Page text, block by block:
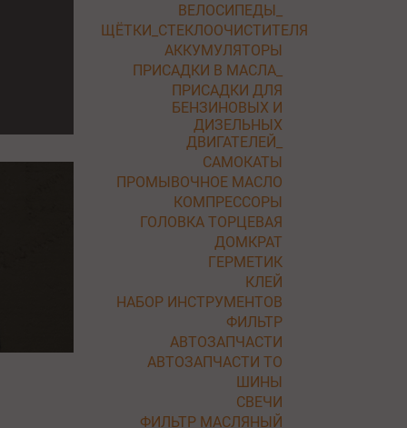
ВЕЛОСИПЕДЫ_
ЩЁТКИ_СТЕКЛООЧИСТИТЕЛЯ
АККУМУЛЯТОРЫ
ПРИСАДКИ В МАСЛА_
ПРИСАДКИ ДЛЯ
БЕНЗИНОВЫХ И
ДИЗЕЛЬНЫХ
ДВИГАТЕЛЕЙ_
САМОКАТЫ
ПРОМЫВОЧНОЕ МАСЛО
КОМПРЕССОРЫ
ГОЛОВКА ТОРЦЕВАЯ
ДОМКРАТ
ГЕРМЕТИК
КЛЕЙ
НАБОР ИНСТРУМЕНТОВ
ФИЛЬТР
АВТОЗАПЧАСТИ
АВТОЗАПЧАСТИ ТО
ШИНЫ
СВЕЧИ
ФИЛЬТР МАСЛЯНЫЙ